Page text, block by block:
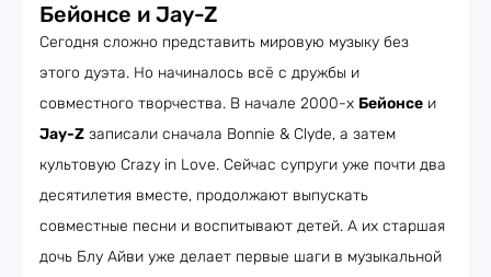
Бейонсе и Jay-Z
Сегодня сложно представить мировую музыку без
этого дуэта. Но начиналось всё с дружбы и
совместного творчества. В начале 2000-х Бейонсе и
Jay-Z записали сначала Bonnie & Clyde, а затем
культовую Crazy in Love. Сейчас супруги уже почти два
десятилетия вместе, продолжают выпускать
совместные песни и воспитывают детей. А их старшая
дочь Блу Айви уже делает первые шаги в музыкальной